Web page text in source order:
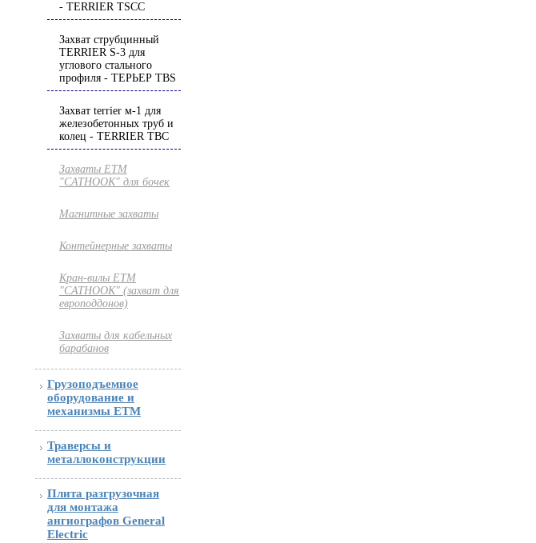
- TERRIER TSCC
Захват струбцинный
TERRIER S-3 для
углового стального
профиля - ТЕРЬЕР TBS
Захват terrier м-1 для
железобетонных труб и
колец - TERRIER TBC
Захваты ETM
"CATHOOK" для бочек
Магнитные захваты
Контейнерные захваты
Кран-вилы ETM
"CATHOOK" (захват для
европоддонов)
Захваты для кабельных
барабанов
Грузоподъемное
оборудование и
механизмы ETM
Траверсы и
металлоконструкции
Плита разгрузочная
для монтажа
ангиографов General
Electric